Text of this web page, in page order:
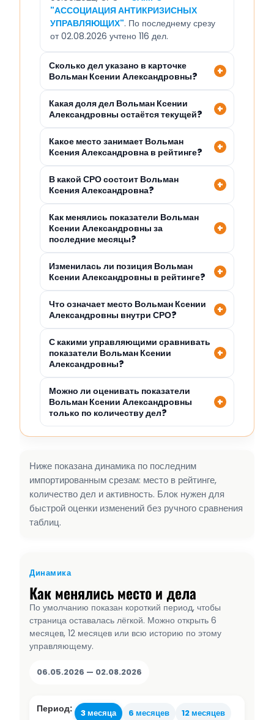
"АССОЦИАЦИЯ АНТИКРИЗИСНЫХ
УПРАВЛЯЮЩИХ". По последнему срезу
от 02.08.2026 учтено 116 дел.
Сколько дел указано в карточке
Вольман Ксении Александровны?
Какая доля дел Вольман Ксении
Александровны остаётся текущей?
Какое место занимает Вольман
Ксения Александровна в рейтинге?
В какой СРО состоит Вольман
Ксения Александровна?
Как менялись показатели Вольман
Ксении Александровны за
последние месяцы?
Изменилась ли позиция Вольман
Ксении Александровны в рейтинге?
Что означает место Вольман Ксении
Александровны внутри СРО?
С какими управляющими сравнивать
показатели Вольман Ксении
Александровны?
Можно ли оценивать показатели
Вольман Ксении Александровны
только по количеству дел?
Ниже показана динамика по последним
импортированным срезам: место в рейтинге,
количество дел и активность. Блок нужен для
быстрой оценки изменений без ручного сравнения
таблиц.
Динамика
Как менялись место и дела
По умолчанию показан короткий период, чтобы
страница оставалась лёгкой. Можно открыть 6
месяцев, 12 месяцев или всю историю по этому
управляющему.
06.05.2026 — 02.08.2026
Период: 3 месяца 6 месяцев
12 месяцев